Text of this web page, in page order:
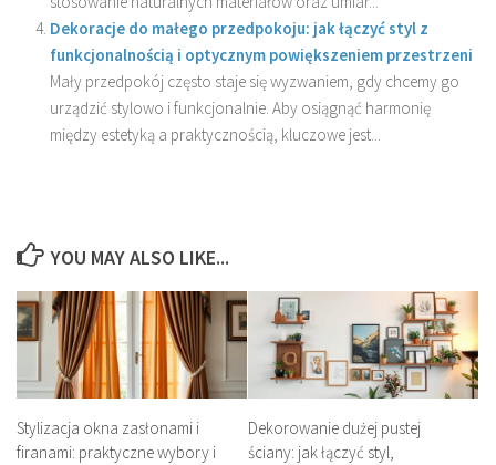
Dekoracje do małego przedpokoju: jak łączyć styl z
funkcjonalnością i optycznym powiększeniem przestrzeni
Mały przedpokój często staje się wyzwaniem, gdy chcemy go
urządzić stylowo i funkcjonalnie. Aby osiągnąć harmonię
między estetyką a praktycznością, kluczowe jest...
YOU MAY ALSO LIKE...
Stylizacja okna zasłonami i
firanami: praktyczne wybory i
Dekorowanie dużej pustej
ściany: jak łączyć styl,